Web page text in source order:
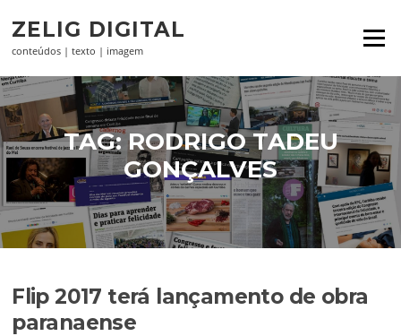
paraZELIG DIGITAL
conteúdos | texto | imagem
Menu
TAG:RODRIGO TADEU
GONÇALVES
Flip 2017 terá lançamento de obra
paranaense